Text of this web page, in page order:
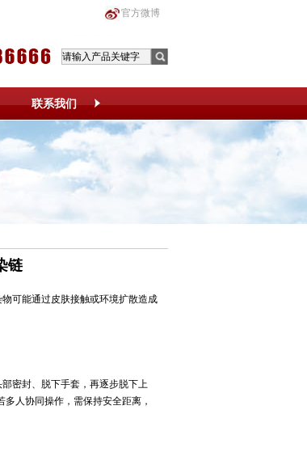
官方微博
联系我们
链
可能通过皮肤接触或环境扩散造成
密封、脱下手套，再逐步脱下上
人协同操作，需保持安全距离，